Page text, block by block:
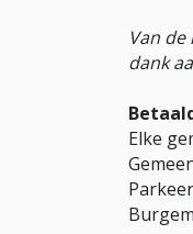
Van
dank
Elke